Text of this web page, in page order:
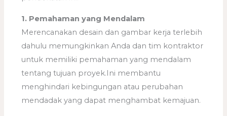
1. Pemahaman yang Mendalam
Merencanakan desain dan gambar kerja terlebih
dahulu memungkinkan Anda dan tim kontraktor
untuk memiliki pemahaman yang mendalam
tentang tujuan proyek.Ini membantu
menghindari kebingungan atau perubahan
mendadak yang dapat menghambat kemajuan.